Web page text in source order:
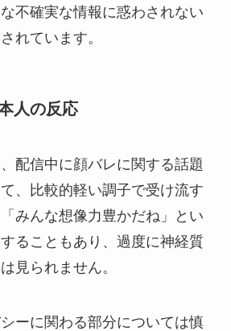
不確実な情報に惑わされない
れています。
人の反応
配信中に顔バレに関する話題
、比較的軽い調子で受け流す
みんな想像力豊かだね」とい
ることもあり、過度に神経質
見られません。
ーに関わる部分については慎